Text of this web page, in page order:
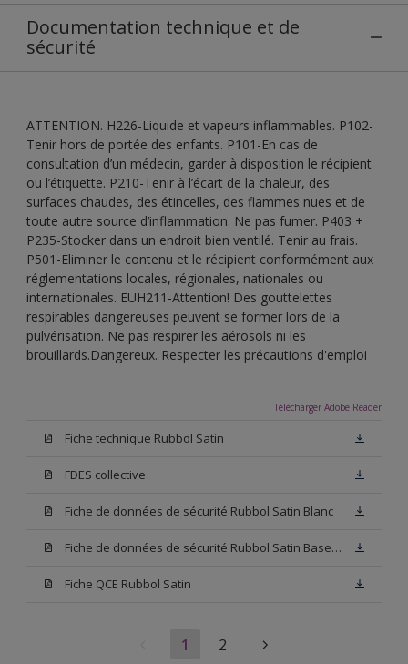
Documentation technique et de
sécurité
ATTENTION. H226-Liquide et vapeurs inflammables. P102-
Tenir hors de portée des enfants. P101-En cas de
consultation d’un médecin, garder à disposition le récipient
ou l’étiquette. P210-Tenir à l’écart de la chaleur, des
surfaces chaudes, des étincelles, des flammes nues et de
toute autre source d’inflammation. Ne pas fumer. P403 +
P235-Stocker dans un endroit bien ventilé. Tenir au frais.
P501-Eliminer le contenu et le récipient conformément aux
réglementations locales, régionales, nationales ou
internationales. EUH211-Attention! Des gouttelettes
respirables dangereuses peuvent se former lors de la
pulvérisation. Ne pas respirer les aérosols ni les
brouillards.Dangereux. Respecter les précautions d'emploi
Télécharger Adobe Reader
Fiche technique Rubbol Satin
FDES collective
Fiche de données de sécurité Rubbol Satin Blanc
Fiche de données de sécurité Rubbol Satin Base W05
Fiche QCE Rubbol Satin
1 2